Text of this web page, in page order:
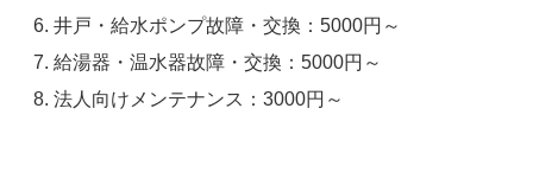
井戸・給水ポンプ故障・交換：5000円～
給湯器・温水器故障・交換：5000円～
法人向けメンテナンス：3000円～